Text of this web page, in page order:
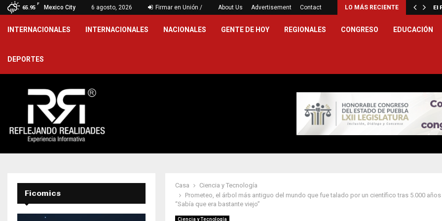
65.95
F
Mexico City 6 agosto, 2026 Firmar en Unión / About Us Advertisement Contact LO MÁS RECIENTE
a Estados Unidos y… El papa León XIV visitará Uruguay, Argentina… El
INTERNACIONALES INTERNACIONALES NACIONALES GENTE DE HOY REGIONALES CONGRESO EDUCACIÓN
DEPORTES
Casa
Ciencia y Tecnología
Prometeo, el árbol más antiguo del mundo que fue talado por un científico tras 5.000
“Sabía que era bastante viejo”
Ciencia y Tecnología
Ficomics